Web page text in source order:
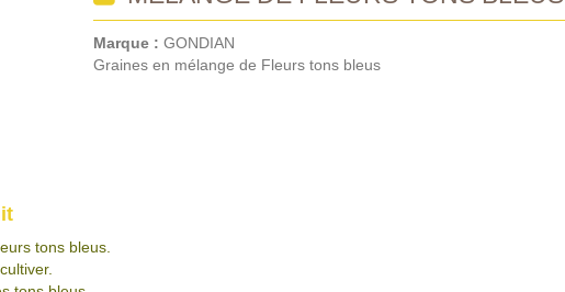
Marque : GONDIAN
Graines en mélange de Fleurs tons bleus
tons bleus.